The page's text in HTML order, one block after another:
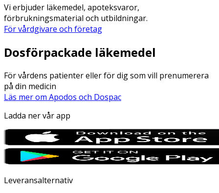
Vi erbjuder läkemedel, apoteksvaror,
förbrukningsmaterial och utbildningar.
För vårdgivare och företag
Dosförpackade läkemedel
För vårdens patienter eller för dig som vill prenumerera
på din medicin
Läs mer om Apodos och Dospac
Ladda ner vår app
Leveransalternativ